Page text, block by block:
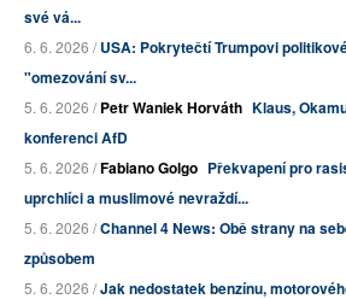
své vá...
6. 6. 2026 /USA: Pokrytečtí Trumpovi
"omezování sv...
5. 6. 2026 /Petr Waniek Horváth Klaus,
konferenci AfD
5. 6. 2026 /Fabiano Golgo Překvapení pro
uprchlíci a muslimové nevraždí...
5. 6. 2026 /Channel 4 News: Obě strany na
způsobem
5. 6. 2026 /Jak nedostatek benzínu,